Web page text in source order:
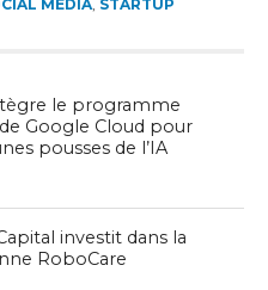
MEDIA, STARTUP
le programme
Google Cloud pour
pousses de l’IA
investit dans la
RoboCare